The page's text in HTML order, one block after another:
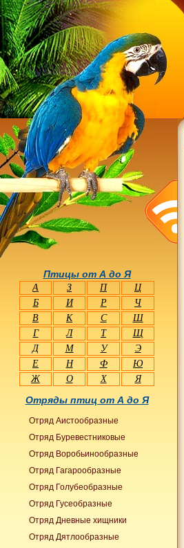
Птицы от А до Я
А З П
Ц
Б
И Р
Ч
В
К С
Ш
Г
Л Т
Щ
Д
М У
Э
Е
Н Ф
Ю
Ж
О Х Я
Отряды птиц от А до Я
Отряд Аистообразные
Отряд Буревестниковые
Отряд Воробьинообразные
Отряд Гагарообразные
Отряд Голубеобразные
Отряд Гусеобразные
Отряд Дневные хищники
Отряд Дятлообразные